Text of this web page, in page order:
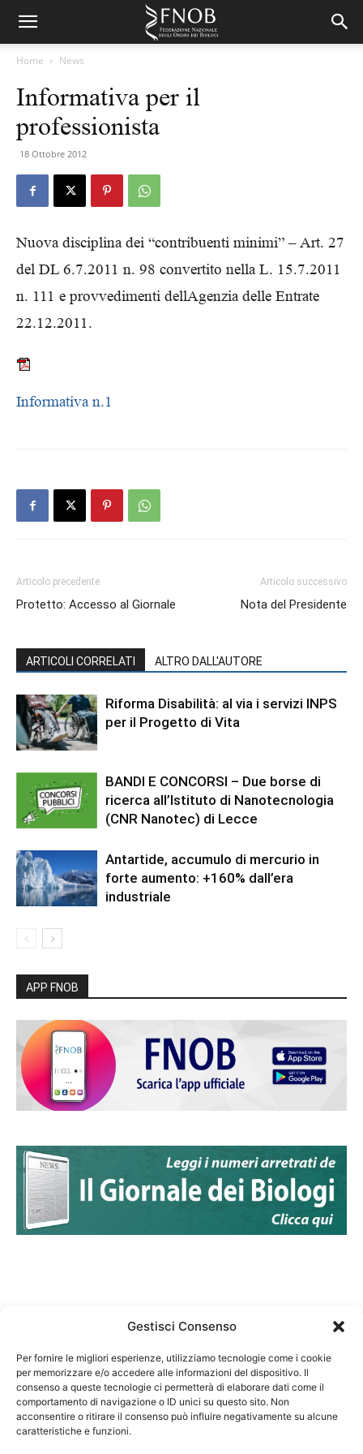
Gestisci Consenso
Per fornire le migliori esperienze, utilizziamo tecnologie come i cookie
per memorizzare e/o accedere alle informazioni del dispositivo. Il
consenso a queste tecnologie ci permetterà di elaborare dati come il
comportamento di navigazione o ID unici su questo sito. Non
acconsentire o ritirare il consenso può influire negativamente su alcune
caratteristiche e funzioni.
Home News
Informativa per il
professionista
18 Ottobre 2012
Nuova disciplina dei “contribuenti minimi” – Art. 27
del DL 6.7.2011 n. 98 convertito nella L. 15.7.2011
n. 111 e provvedimenti dellAgenzia delle Entrate
22.12.2011.
Informativa n.1
Articolo precedente
Protetto: Accesso al Giornale
Articolo successivo
Nota del Presidente
ARTICOLI CORRELATI ALTRO DALL'AUTORE
Riforma Disabilità: al via i servizi INPS
per il Progetto di Vita
BANDI E CONCORSI – Due borse di
ricerca all’Istituto di Nanotecnologia
(CNR Nanotec) di Lecce
Antartide, accumulo di mercurio in
forte aumento: +160% dall’era
industriale
APP FNOB
Federazione Nazionale Degli Ordini dei Biologi:
codice fiscale 80069130583
Responsabile sito internet www.fnob.it: